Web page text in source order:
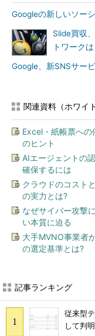
Googleの新しいソー
Slide買収
トワーク
Google、新SNSサー
関連資料（ホワイ
Excel・紙帳票へ
のヒント
AIエージェントの
確保するには
クラウドのコスト
の実力とは?
なぜサイバー攻撃
い本質に迫る
大手MVNO事業者
の選定基準とは?
記事ランキング
従来型
して判